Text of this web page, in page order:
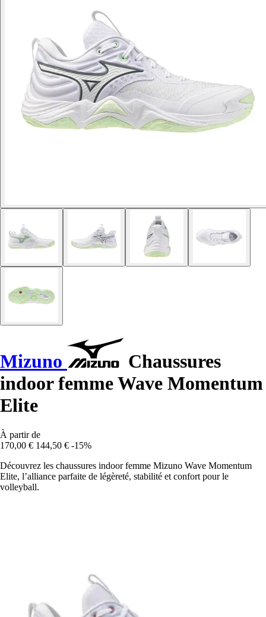
Mizuno
Chaussures
indoor femme Wave Momentum
Elite
À partir de
170,00 € 144,50 € -15%
Découvrez les chaussures indoor femme Mizuno Wave Momentum
Elite, l’alliance parfaite de légèreté, stabilité et confort pour le
volleyball.